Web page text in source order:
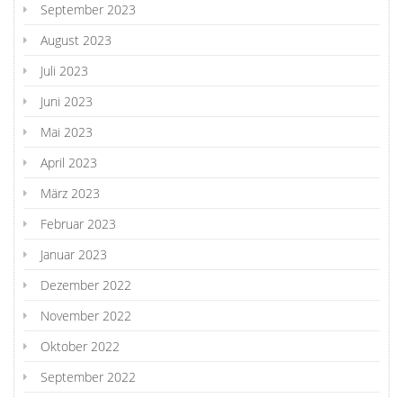
September 2023
August 2023
Juli 2023
Juni 2023
Mai 2023
April 2023
März 2023
Februar 2023
Januar 2023
Dezember 2022
November 2022
Oktober 2022
September 2022